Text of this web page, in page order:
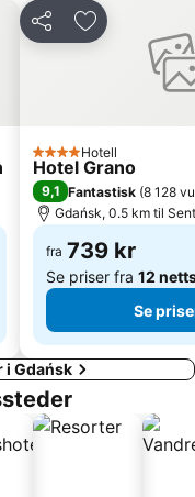
Spichrzów
Gdańska - Gmach Główny
PKP
Del Legg til i
4 Stjerner
Hotell
Hotel Grano
9,1 Fantastisk (8 128
Gdańsk, 0.5 km til
fra 739 kr
Se priser fra 12
Se
i Gdańsk